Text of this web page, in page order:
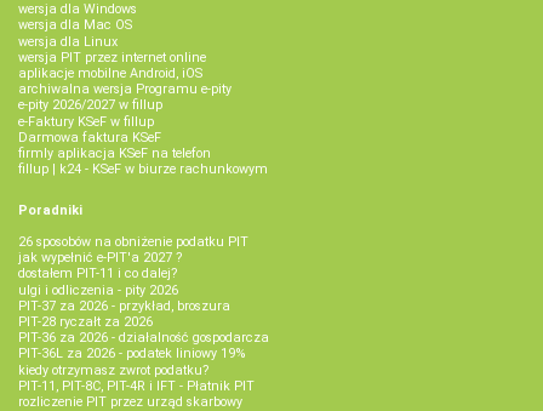
wersja dla Windows
wersja dla Mac OS
wersja dla Linux
wersja PIT przez internet online
aplikacje mobilne Android, iOS
archiwalna wersja Programu e-pity
e-pity 2026/2027 w fillup
e‑Faktury KSeF w fillup
Darmowa faktura KSeF
firmly aplikacja KSeF na telefon
fillup | k24 - KSeF w biurze rachunkowym
Poradniki
26 sposobów na obniżenie podatku PIT
jak wypełnić e-PIT'a 2027 ?
dostałem PIT-11 i co dalej?
ulgi i odliczenia - pity 2026
PIT-37 za 2026 - przykład, broszura
PIT-28 ryczałt za 2026
PIT-36 za 2026 - działalność gospodarcza
PIT-36L za 2026 - podatek liniowy 19%
kiedy otrzymasz zwrot podatku?
PIT-11, PIT-8C, PIT-4R i IFT - Płatnik PIT
rozliczenie PIT przez urząd skarbowy